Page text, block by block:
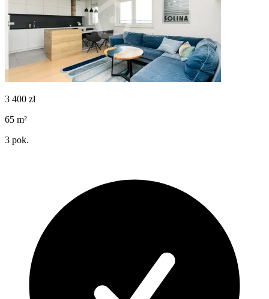
3 400 zł
65 m²
3 pok.